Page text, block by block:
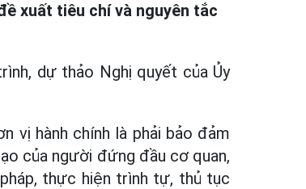
xuất tiêu chí và nguyên tắc
dự thảo Nghị quyết của Ủy
vị hành chính là phải bảo đảm
của người đứng đầu cơ quan,
thực hiện trình tự, thủ tục